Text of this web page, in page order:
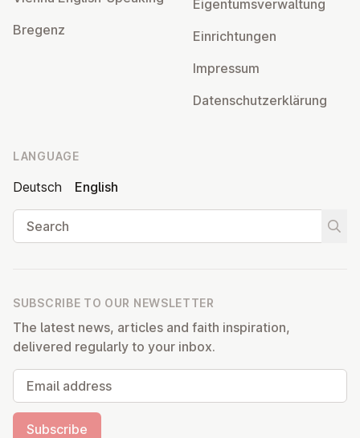
Bregenz
Ei­gentums­ver­wal­tung
Ein­rich­tun­gen
Impressum
Datens­chutzerklärung
LANGUAGE
Deutsch
English
Search
SUBSCRIBE TO OUR NEWSLETTER
The latest news, articles and faith inspiration,
delivered regularly to your inbox.
Email address
Subscribe